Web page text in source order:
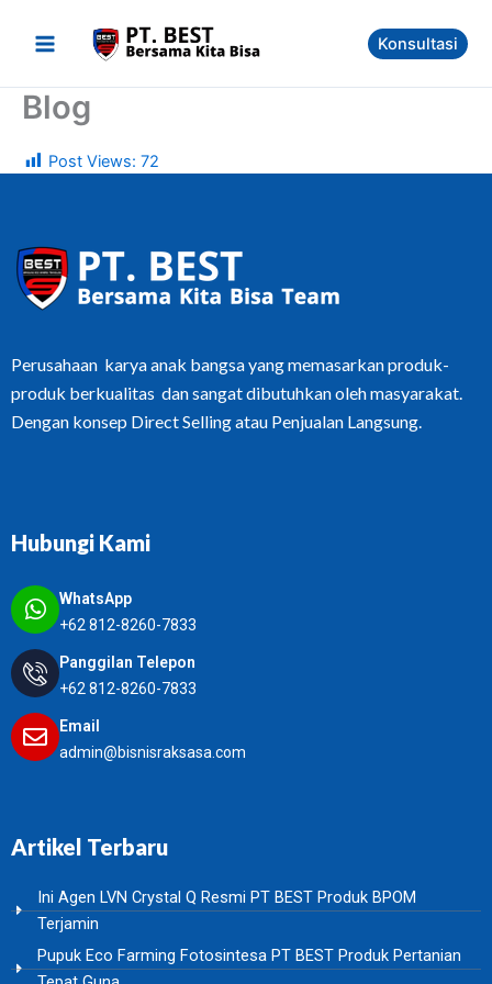
Konsultasi
Blog
Post Views: 72
Perusahaan karya anak bangsa yang memasarkan produk-
produk berkualitas dan sangat dibutuhkan oleh masyarakat.
Dengan konsep Direct Selling atau Penjualan Langsung.
Hubungi Kami
WhatsApp
+62 812-8260-7833
Panggilan Telepon
+62 812-8260-7833
Email
admin@bisnisraksasa.com
Artikel Terbaru
Ini Agen LVN Crystal Q Resmi PT BEST Produk BPOM
Terjamin
Pupuk Eco Farming Fotosintesa PT BEST Produk Pertanian